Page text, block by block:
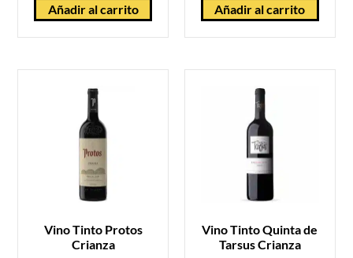
Añadir al carrito Añadir al carrito
Vino Tinto Protos
Crianza
Vino Tinto Quinta de
Tarsus Crianza